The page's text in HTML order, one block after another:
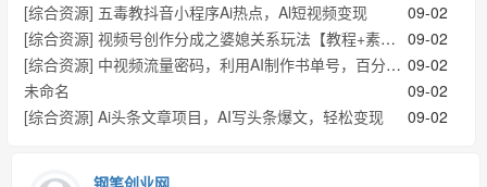
09-02
[综合资源] 五毒教抖音小程序Ai热点，Al短视频变现
09-02
[综合资源] 视频号创作分成之婆媳关系玩法【教程+素材渠道】【揭秘】
09-02
[综合资源] 中视频流量密码，利用AI制作书单号，百分百原创，中视频 带书双收益，单日收益300多
09-02
未命名
09-02
[综合资源] Ai头条文章项目，AI写头条爆文，轻松变现
钢笔创业网